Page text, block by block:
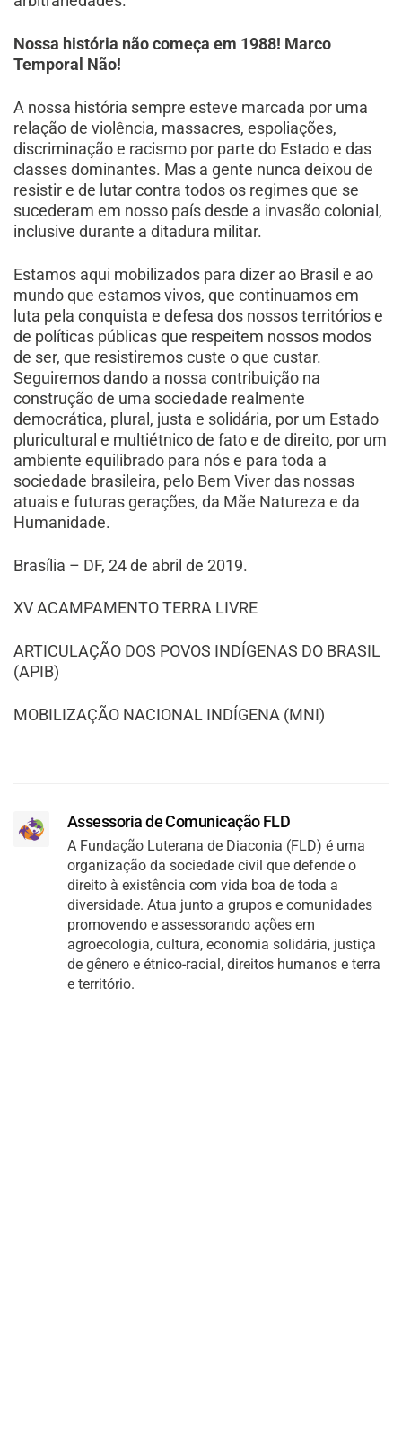
Nossa história não começa em 1988! Marco
Temporal Não!
A nossa história sempre esteve marcada por uma
relação de violência, massacres, espoliações,
discriminação e racismo por parte do Estado e das
classes dominantes. Mas a gente nunca deixou de
resistir e de lutar contra todos os regimes que se
sucederam em nosso país desde a invasão colonial,
inclusive durante a ditadura militar.
Estamos aqui mobilizados para dizer ao Brasil e ao
mundo que estamos vivos, que continuamos em
luta pela conquista e defesa dos nossos territórios e
de políticas públicas que respeitem nossos modos
de ser, que resistiremos custe o que custar.
Seguiremos dando a nossa contribuição na
construção de uma sociedade realmente
democrática, plural, justa e solidária, por um Estado
pluricultural e multiétnico de fato e de direito, por um
ambiente equilibrado para nós e para toda a
sociedade brasileira, pelo Bem Viver das nossas
atuais e futuras gerações, da Mãe Natureza e da
Humanidade.
Brasília – DF, 24 de abril de 2019.
XV ACAMPAMENTO TERRA LIVRE
ARTICULAÇÃO DOS POVOS INDÍGENAS DO BRASIL
(APIB)
MOBILIZAÇÃO NACIONAL INDÍGENA (MNI)
Assessoria de Comunicação FLD
A Fundação Luterana de Diaconia (FLD) é uma
organização da sociedade civil que defende o
direito à existência com vida boa de toda a
diversidade. Atua junto a grupos e comunidades
promovendo e assessorando ações em
agroecologia, cultura, economia solidária, justiça
de gênero e étnico-racial, direitos humanos e terra
e território.